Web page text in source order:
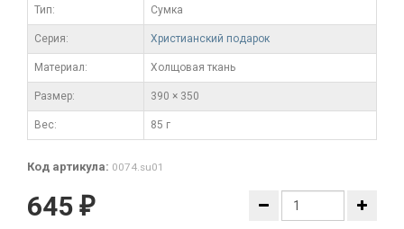
Тип: Сумка
Серия: Христианский подарок
Материал: Холщовая ткань
Размер: 390 × 350
Вес: 85 г
Код артикула: 0074.su01
645 ₽